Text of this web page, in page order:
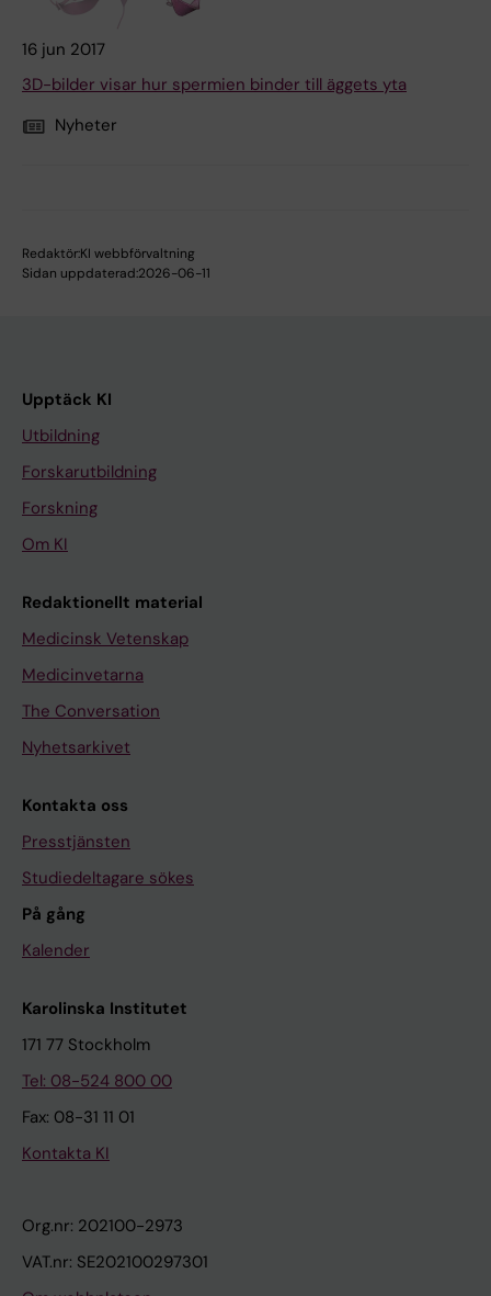
16 jun 2017
3D-bilder visar hur spermien binder till äggets yta
Nyheter
Redaktör:KI webbförvaltning
Sidan uppdaterad:2026-06-11
Upptäck KI
Utbildning
Forskarutbildning
Forskning
Om KI
Redaktionellt material
Medicinsk Vetenskap
Medicinvetarna
The Conversation
Nyhetsarkivet
Kontakta oss
Presstjänsten
Studiedeltagare sökes
På gång
Kalender
Karolinska Institutet
171 77 Stockholm
Tel: 08-524 800 00
Fax: 08-31 11 01
Kontakta KI
Org.nr: 202100-2973
VAT.nr: SE202100297301